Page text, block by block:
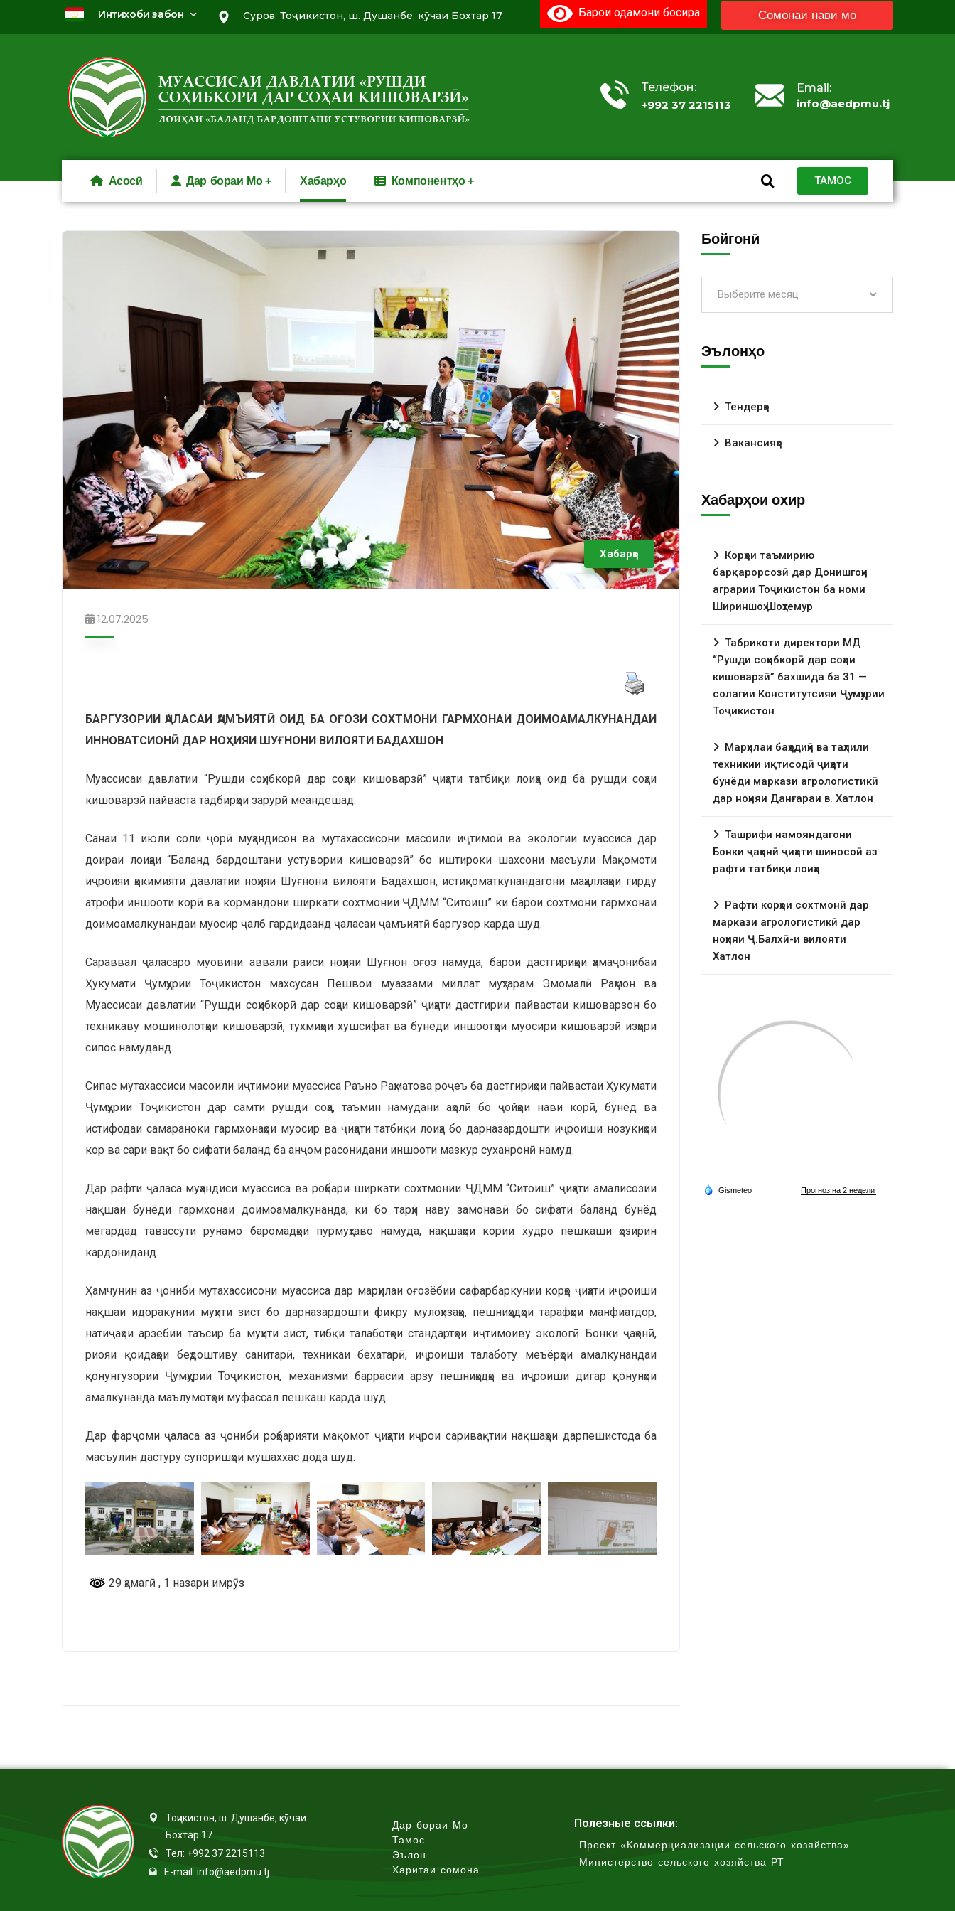
Интихоби забон Суроға: Тоҷикистон, ш. Душанбе, кӯчаи Бохтар 17 Барои одамони босира Сомонаи нави мо
Телефон:
+992 37 2215113
Email:
info@aedpmu.tj
Асосӣ Дар бораи Мо Хабарҳо Компонентҳо ТАМОС
Хабарҳо
12.07.2025
БАРГУЗОРИИ ҶАЛАСАИ ҶАМЪИЯТӢ ОИД БА ОҒОЗИ СОХТМОНИ ГАРМХОНАИ ДОИМОАМАЛКУНАНДАИ
ИННОВАТСИОНӢ ДАР НОҲИЯИ ШУҒНОНИ ВИЛОЯТИ БАДАХШОН
Муассисаи давлатии “Рушди соҳибкорӣ дар соҳаи кишоварзӣ” ҷиҳати татбиқи лоиҳа оид ба рушди соҳаи
кишоварзӣ пайваста тадбирҳои зарурӣ меандешад.
Санаи 11 июли соли ҷорӣ муҳандисон ва мутахассисони масоили иҷтимоӣ ва экологии муассиса дар
доираи лоиҳаи “Баланд бардоштани устувории кишоварзӣ” бо иштироки шахсони масъули Мақомоти
иҷроияи ҳокимияти давлатии ноҳияи Шуғнони вилояти Бадахшон, истиқоматкунандагони маҳаллаҳои гирду
атрофи иншооти корӣ ва кормандони ширкати сохтмонии ҶДММ “Ситоиш” ки барои сохтмони гармхонаи
доимоамалкунандаи муосир ҷалб гардидаанд ҷаласаи ҷамъиятӣ баргузор карда шуд.
Сараввал ҷаласаро муовини аввали раиси ноҳияи Шуғнон оғоз намуда, барои дастгириҳои ҳамаҷонибаи
Ҳукумати Ҷумҳурии Тоҷикистон махсусан Пешвои муаззами миллат муҳтарам Эмомалӣ Раҳмон ва
Муассисаи давлатии “Рушди соҳибкорӣ дар соҳаи кишоварзӣ” ҷиҳати дастгирии пайвастаи кишоварзон бо
техникаву мошинолотҳои кишоварзӣ, тухмиҳои хушсифат ва бунёди иншоотҳои муосири кишоварзӣ изҳори
сипос намуданд.
Сипас мутахассиси масоили иҷтимоии муассиса Раъно Раҳматова роҷеъ ба дастгириҳои пайвастаи Ҳукумати
Ҷумҳурии Тоҷикистон дар самти рушди соҳа, таъмин намудани аҳолӣ бо ҷойҳои нави корӣ, бунёд ва
истифодаи самараноки гармхонаҳои муосир ва ҷиҳати татбиқи лоиҳа бо дарназардошти иҷроиши нозукиҳои
кор ва сари вақт бо сифати баланд ба анҷом расонидани иншооти мазкур суханронӣ намуд.
Дар рафти ҷаласа муҳандиси муассиса ва роҳбари ширкати сохтмонии ҶДММ “Ситоиш” ҷиҳати амалисозии
нақшаи бунёди гармхонаи доимоамалкунанда, ки бо тарҳи наву замонавӣ бо сифати баланд бунёд
мегардад тавассути рунамо баромадҳои пурмуҳтаво намуда, нақшаҳои кории худро пешкаши ҳозирин
кардониданд.
Ҳамчунин аз ҷониби мутахассисони муассиса дар марҳилаи оғозёбии сафарбаркунии корҳо ҷиҳати иҷроиши
нақшаи идоракунии муҳити зист бо дарназардошти фикру мулоҳизаҳо, пешниҳодҳои тарафҳои манфиатдор,
натиҷаҳои арзёбии таъсир ба муҳити зист, тибқи талаботҳои стандартҳои иҷтимоиву экологӣ Бонки ҷаҳонӣ,
риояи қоидаҳои беҳдоштиву санитарӣ, техникаи бехатарӣ, иҷроиши талаботу меъёрҳои амалкунандаи
қонунгузории Ҷумҳурии Тоҷикистон, механизми баррасии арзу пешниҳодҳо ва иҷроиши дигар қонунҳои
амалкунанда маълумотҳои муфассал пешкаш карда шуд.
Дар фарҷоми ҷаласа аз ҷониби роҳбарияти мақомот ҷиҳати иҷрои саривақтии нақшаҳои дарпешистода ба
масъулин дастуру супоришҳои мушаххас дода шуд.
29 ҳамагӣ , 1 назари имрӯз
Бойгонӣ
Выберите месяц
Эълонҳо
Тендерҳо
Вакансияҳо
Хабарҳои охир
Корҳои таъмирию
барқарорсозӣ дар Донишгоҳи
аграрии Тоҷикистон ба номи
Шириншоҳ Шоҳтемур
Табрикоти директори МД
“Рушди соҳибкорӣ дар соҳаи
кишоварзӣ” бахшида ба 31 —
солагии Конститутсияи Ҷумҳурии
Тоҷикистон
Марҳилаи баҳодиҳӣ ва таҳлили
техникии иқтисодӣ ҷиҳати
бунёди маркази агрологистикӣ
дар ноҳияи Данғараи в. Хатлон
Ташрифи намояндагони
Бонки ҷаҳонӣ ҷиҳати шиносоӣ аз
рафти татбиқи лоиҳа
Рафти корҳои сохтмонӣ дар
маркази агрологистикӣ дар
ноҳияи Ҷ.Балхӣ-и вилояти
Хатлон
Тоҷикистон, ш. Душанбе, кӯчаи
Бохтар 17
Тел: +992 37 2215113
E-mail: info@aedpmu.tj
Дар бораи Мо
Тамос
Эълон
Харитаи сомона
Полезные ссылки:
Проект «Коммерциализации сельского хозяйства»
Министерство сельского хозяйства РТ